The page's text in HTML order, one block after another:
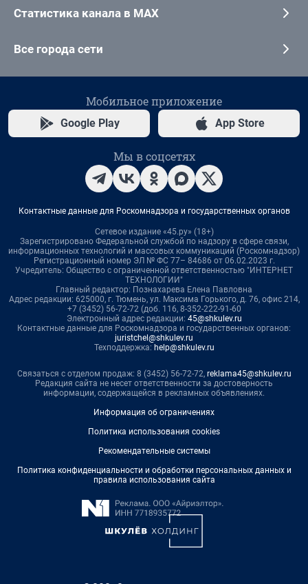
Статистика канала в MAX
Все города сети
Мобильное приложение
Google Play App Store
Мы в соцсетях
Контактные данные для Роскомнадзора и государственных органов
Сетевое издание «45.ру» (18+)
Зарегистрировано Федеральной службой по надзору в сфере связи,
информационных технологий и массовых коммуникаций (Роскомнадзор)
Регистрационный номер ЭЛ № ФС 77– 84686 от 06.02.2023 г.
Учредитель: Общество с ограниченной ответственностью "ИНТЕРНЕТ
ТЕХНОЛОГИИ"
Главный редактор: Познахарева Елена Павловна
Адрес редакции: 625000, г. Тюмень, ул. Максима Горького, д. 76, офис 214,
+7 (3452) 56-72-72 (доб. 116, 8-352-222-91-60
Электронный адрес редакции: 45@shkulev.ru
Контактные данные для Роскомнадзора и государственных органов:
juristchel@shkulev.ru
Техподдержка: help@shkulev.ru
Связаться с отделом продаж: 8 (3452) 56-72-72, reklama45@shkulev.ru
Редакция сайта не несет ответственности за достоверность
информации, содержащейся в рекламных объявлениях.
Информация об ограничениях
Политика использования cookies
Рекомендательные системы
Политика конфиденциальности и обработки персональных данных и
правила использования сайта